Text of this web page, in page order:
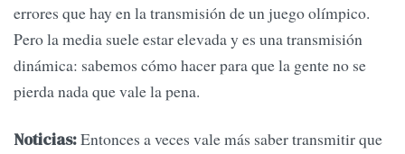
errores que hay en la transmisión de un juego olímpico.
Pero la media suele estar elevada y es una transmisión
dinámica: sabemos cómo hacer para que la gente no se
pierda nada que vale la pena.
Noticias:Entonces a veces vale más saber transmitir que